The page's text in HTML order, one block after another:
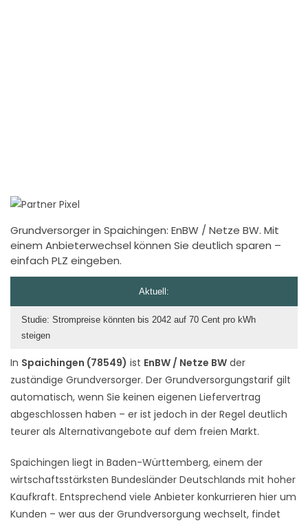
Grundversorger in Spaichingen: EnBW / Netze BW. Mit
einem Anbieterwechsel können Sie deutlich sparen –
einfach PLZ eingeben.
In Spaichingen (78549) ist EnBW / Netze BW der
zuständige Grundversorger. Der Grundversorgungstarif gilt
automatisch, wenn Sie keinen eigenen Liefervertrag
abgeschlossen haben – er ist jedoch in der Regel deutlich
teurer als Alternativangebote auf dem freien Markt.
Spaichingen liegt in Baden-Württemberg, einem der
wirtschaftsstärksten Bundesländer Deutschlands mit hoher
Kaufkraft. Entsprechend viele Anbieter konkurrieren hier um
Kunden – wer aus der Grundversorgung wechselt, findet
Aktuell:
Studie: Strompreise könnten bis 2042 auf 70 Cent pro kWh
steigen